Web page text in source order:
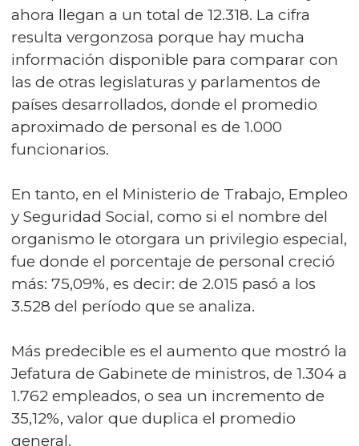
ahora llegan a un total de 12.318. La cifra
resulta vergonzosa porque hay mucha
información disponible para comparar con
las de otras legislaturas y parlamentos de
países desarrollados, donde el promedio
aproximado de personal es de 1.000
funcionarios.
En tanto, en el Ministerio de Trabajo, Empleo
y Seguridad Social, como si el nombre del
organismo le otorgara un privilegio especial,
fue donde el porcentaje de personal creció
más: 75,09%, es decir: de 2.015 pasó a los
3.528 del período que se analiza.
Más predecible es el aumento que mostró la
Jefatura de Gabinete de ministros, de 1.304 a
1.762 empleados, o sea un incremento de
35,12%, valor que duplica el promedio
general.